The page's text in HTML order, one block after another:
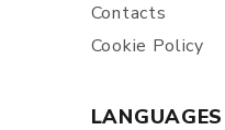
Contacts
Cookie Policy